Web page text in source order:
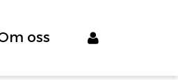
oss